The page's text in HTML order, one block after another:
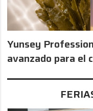
Yunsey
avanzado para el